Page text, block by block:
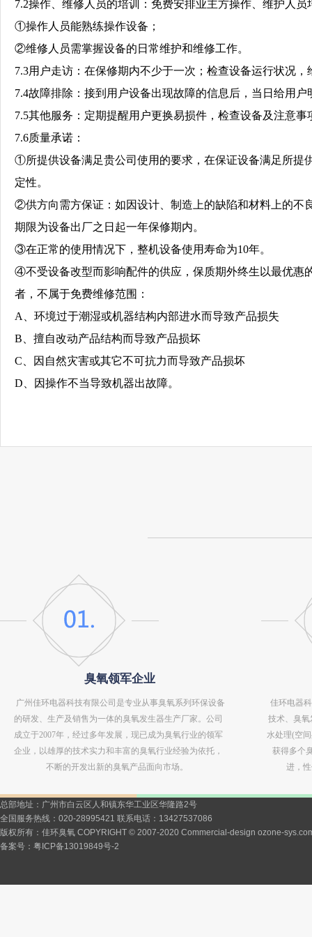
7.2操作、维修人员的培训：免费安排业主方操作、维护人员
①操作人员能熟练操作设备；
②维修人员需掌握设备的日常维护和维修工作。
7.3用户走访：在保修期内不少于一次；检查设备运行状况
7.4故障排除：接到用户设备出现故障的信息后，当日给用户
7.5其他服务：定期提醒用户更换易损件，检查设备及注意事
7.6质量承诺：
①所提供设备满足贵公司使用的要求，在保证设备满足所提
定性。
②供方向需方保证：如因设计、制造上的缺陷和材料上的不
期限为设备出厂之日起一年保修期内。
③在正常的使用情况下，整机设备使用寿命为10年。
④不受设备改型而影响配件的供应，保质期外终生以最优惠
者，不属于免费维修范围：
A、环境过于潮湿或机器结构内部进水而导致产品损失
B、擅自改动产品结构而导致产品损坏
C、因自然灾害或其它不可抗力而导致产品损坏
D、因操作不当导致机器出故障。
臭氧领军企业
广州佳环电器科技有限公司是专业从事臭氧系列环保设备
的研发、生产及销售为一体的臭氧发生器生产厂家。公司
成立于2007年，经过多年发展，现已成为臭氧行业的领军
企业，以雄厚的技术实力和丰富的臭氧行业经验为依托，
不断的开发出新的臭氧产品面向市场。
佳环电器
技术、臭
水处理(空
获得多个
进，
总部地址：广州市白云区人和镇东华工业区华隆路2号
全国服务热线：020-28995421 联系电话：13427537086
版权所有：佳环臭氧 COPYRIGHT © 2007-2020 Commercial-design ozone-
备案号： 粤ICP备13019849号-2